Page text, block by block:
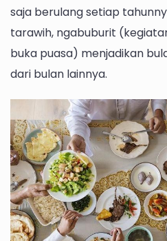
saja berulang setiap
tarawih, ngabuburit
buka puasa) menjadikan
dari bulan lainnya.